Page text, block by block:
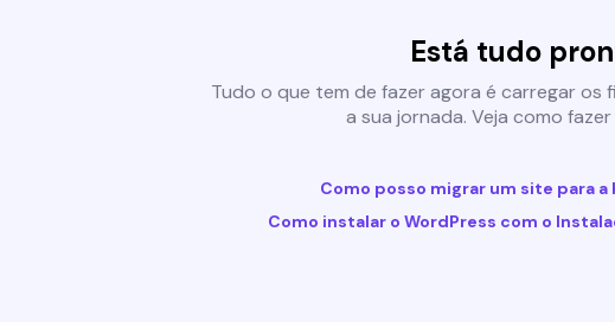
Está tudo
Tudo o que tem de fazer agora é carregar os
a sua jornada. Veja como
Como posso migrar um site para a
Como instalar o WordPress com o